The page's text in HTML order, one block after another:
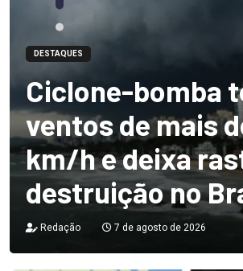
DESTAQUES
Ciclone-bomba
ventos de mais
km/h e deixa
destruição no
Redação 7 de agosto de 2026